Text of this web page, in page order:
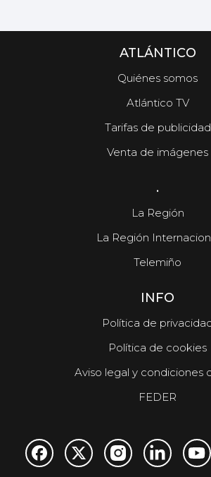
ATLÁNTICO
Quiénes somos
Atlántico TV
Tarifas de publicidad
Venta de imágenes
.
La Región
La Región
Telemiño
INFO
Política de
Política de cookies
Aviso legal y condiciones
FEDER